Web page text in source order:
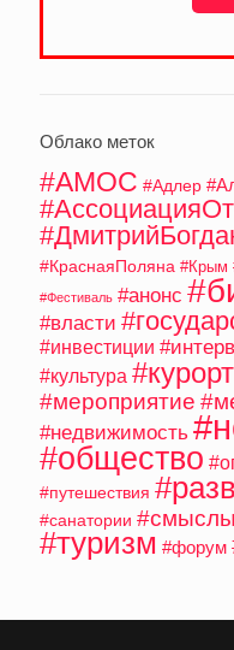
Облако меток
#АМОС #Адлер
#КраснаяПоляна #Крым
#Фестиваль #анонс
#власти
#инвестиции
#культура #курорт
#мероприятие
#недвижимость
#общество
#путешествия
#санатории #смыслы
#туризм #форум